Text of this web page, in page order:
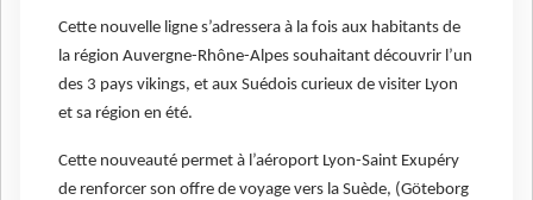
Cette nouvelle ligne s’adressera à la fois aux habitants de
la région Auvergne-Rhône-Alpes souhaitant découvrir l’un
des 3 pays vikings, et aux Suédois curieux de visiter Lyon
et sa région en été.
Cette nouveauté permet à l’aéroport Lyon-Saint Exupéry
de renforcer son offre de voyage vers la Suède, (Göteborg